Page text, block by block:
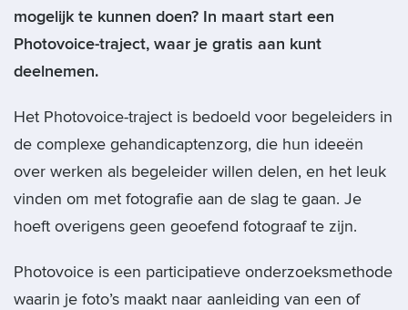
mogelijk te kunnen doen? In maart start een
Photovoice-traject, waar je gratis aan kunt
deelnemen.
Het Photovoice-traject is bedoeld voor begeleiders in
de complexe gehandicaptenzorg, die hun ideeën
over werken als begeleider willen delen, en het leuk
vinden om met fotografie aan de slag te gaan. Je
hoeft overigens geen geoefend fotograaf te zijn.
Photovoice is een participatieve onderzoeksmethode
waarin je foto’s maakt naar aanleiding van een of